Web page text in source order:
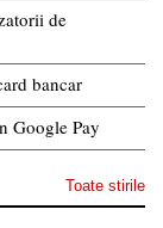
de
bancar
Google Pay
Toate stirile